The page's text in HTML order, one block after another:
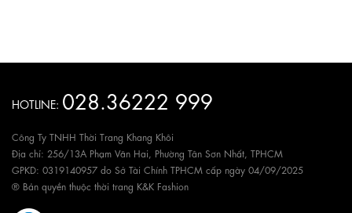
HOTLINE: 028.36222 999
Công Ty TNHH Thời Trang Khang Khôi
Địa chỉ: 256/13A Phạm Văn Hai, Phường Tân Sơn Nhất, TPHCM
GPKD: 0319140957 do Sở Tài Chính TPHCM cấp ngày 04/09/2025
® Bản quyền thuộc thời trang K&K Fashion